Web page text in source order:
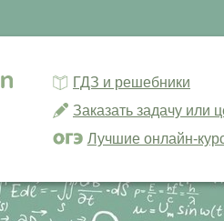
ГДЗ и решебники
Заказать задачу или
Лучшие онлайн-